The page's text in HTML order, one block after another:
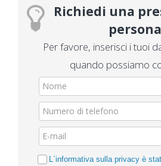
Richiedi una
Per favore, inserisci i tuoi
quando possiamo
L`informativa sulla privacy è